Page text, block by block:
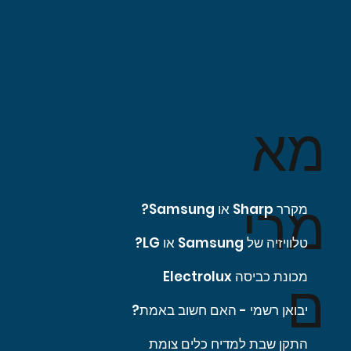
מא
מרי
ם
מקרר Sharp או Samsung?
טלוויזיה של Samsung או LG?
מכונת כביסה Electrolux
יבואן רשמי - האם חשוב באמת?
התקן שבת למדיח כלים צומת